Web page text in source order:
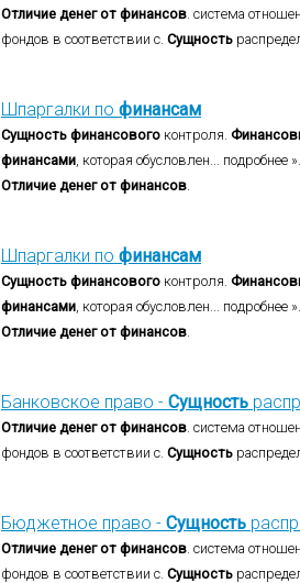
Отличие денег от финансов. система
фондов в соответствии с. Сущность
Шпаргалки по финансам
Сущность финансового контроля.
финансами, которая обусловлен... подробнее ».
Отличие денег от финансов.
Шпаргалки по финансам
Сущность финансового контроля.
финансами, которая обусловлен... подробнее ».
Отличие денег от финансов.
Банковское право - Сущность
Отличие денег от финансов. система
фондов в соответствии с. Сущность
Бюджетное право - Сущность
Отличие денег от финансов. система
фондов в соответствии с. Сущность